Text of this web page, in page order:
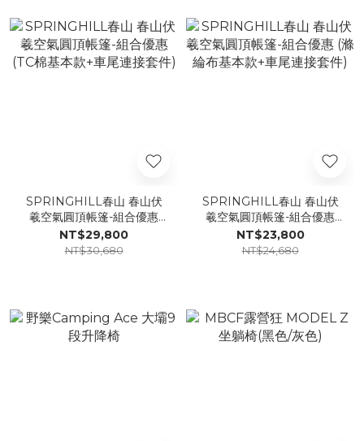
SPRINGHILL春山 春山伏
羲空氣圓頂帳篷-組合優惠
(TC棉基本款+車尾連接套件)
NT$29,800
NT$30,680
SPRINGHILL春山 春山伏
羲空氣圓頂帳篷-組合優惠
(滌綸布基本款+車尾連接套
件)
NT$23,800
NT$24,680